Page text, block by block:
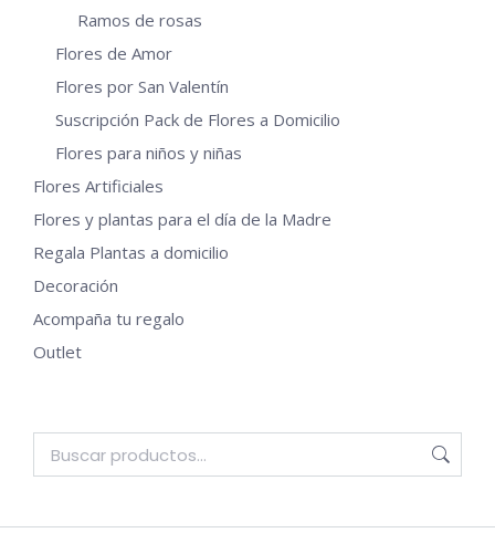
Ramos de rosas
Flores de Amor
Flores por San Valentín
Suscripción Pack de Flores a Domicilio
Flores para niños y niñas
Flores Artificiales
Flores y plantas para el día de la Madre
Regala Plantas a domicilio
Decoración
Acompaña tu regalo
Outlet